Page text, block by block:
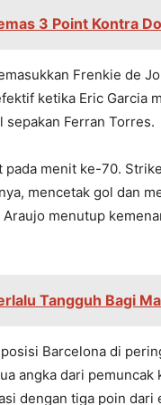
3 Point Kontra
Frenkie de
ketika Eric Garcia
Ferran Torres.
pada menit ke-70.
mencetak gol dan
menutup
Tangguh Bagi
Barcelona di
angka dari
dengan tiga poin dari